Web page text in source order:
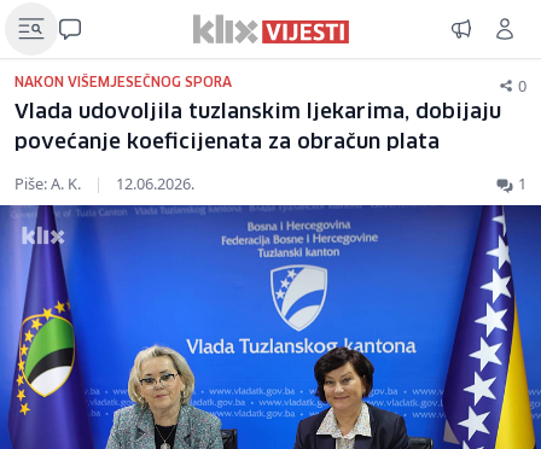
NAKON VIŠEMJESEČNOG SPORA 0
Vlada udovoljila tuzlanskim ljekarima, dobijaju
povećanje koeficijenata za obračun plata
Piše: A. K. | 12.06.2026. 1